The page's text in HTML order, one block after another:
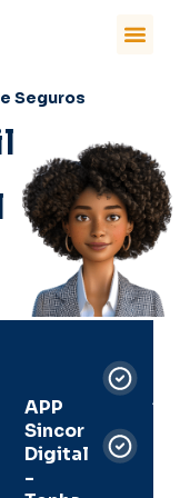
Seguros
APP
Sincor
Digital
-